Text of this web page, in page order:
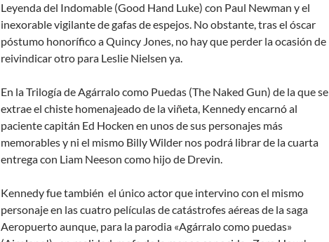
Leyenda del Indomable (Good Hand Luke) con Paul Newman y el
inexorable vigilante de gafas de espejos. No obstante, tras el óscar
póstumo honorífico a Quincy Jones, no hay que perder la ocasión de
reivindicar otro para Leslie Nielsen ya.
En la Trilogía de Agárralo como Puedas (The Naked Gun) de la que se
extrae el chiste homenajeado de la viñeta, Kennedy encarnó al
paciente capitán Ed Hocken en unos de sus personajes más
memorables y ni el mismo Billy Wilder nos podrá librar de la cuarta
entrega con Liam Neeson como hijo de Drevin.
Kennedy fue también el único actor que intervino con el mismo
personaje en las cuatro películas de catástrofes aéreas de la saga
Aeropuerto aunque, para la parodia «Agárralo como puedas»